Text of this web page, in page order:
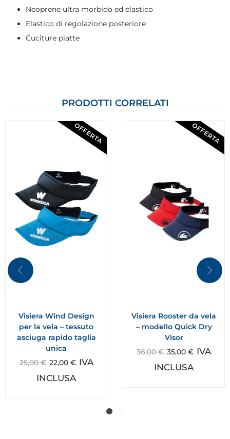
Neoprene ultra morbido ed elastico
Elastico di regolazione posteriore
Cuciture piatte
PRODOTTI CORRELATI
OFFERTA
Visiera Wind Design
per la vela – tessuto
asciuga rapido taglia
unica
25,00€ 22,00 € IVA
INCLUSA
OFFERTA
Visiera Rooster da vela
– modello Quick Dry
Visor
36,00€ 35,00 € IVA
INCLUSA